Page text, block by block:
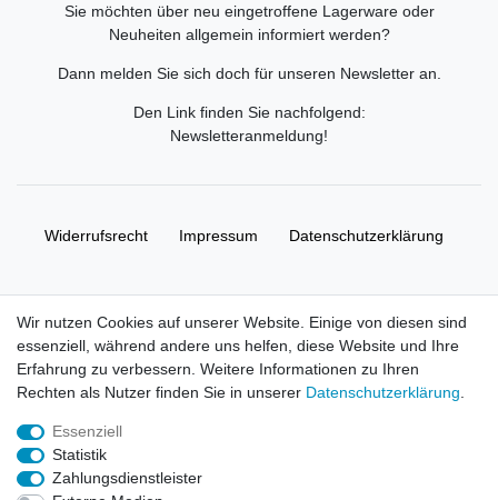
Sie möchten über neu eingetroffene Lagerware oder
Neuheiten allgemein informiert werden?
Dann melden Sie sich doch für unseren Newsletter an.
Den Link finden Sie nachfolgend:
Newsletteranmeldung!
Widerrufs­recht Impressum Daten­schutz­erklärung
© Copyright 2026 | Alle Rechte vorbehalten. HL-
Handelsgesellschaft mbH.
Alle Markennamen, Warenzeichen sowie sämtliche Produktbilder
und Beschreibungen sind Eigentum Ihrer rechtmäßigen
Eigentümer und dienen hier nur der Beschreibung.
Wir nutzen Cookies auf unserer Website. Einige von diesen sind
essenziell, während andere uns helfen, diese Website und Ihre
Erfahrung zu verbessern. Weitere Informationen zu Ihren
Rechten als Nutzer finden Sie in unserer Daten­schutz­erklärung
Essenziell
Statistik
Zahlungsdienstleister